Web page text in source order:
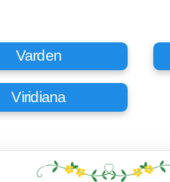
Varden
Viridiana